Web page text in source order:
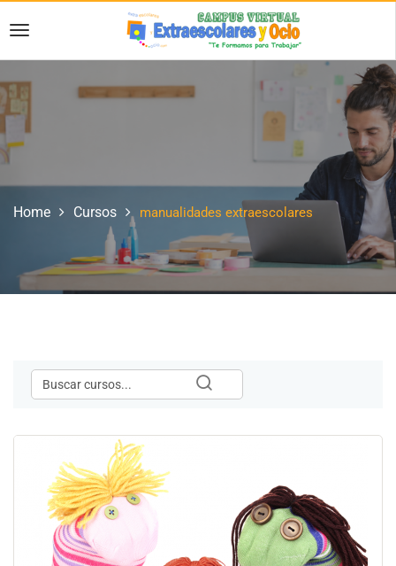
Home Cursos manualidades extraescolares